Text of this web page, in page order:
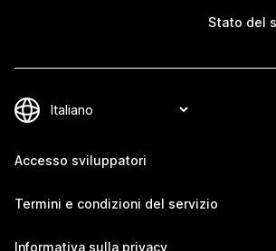
Stato del
Accesso sviluppatori
Termini e condizioni del servizio
Informativa sulla privacy